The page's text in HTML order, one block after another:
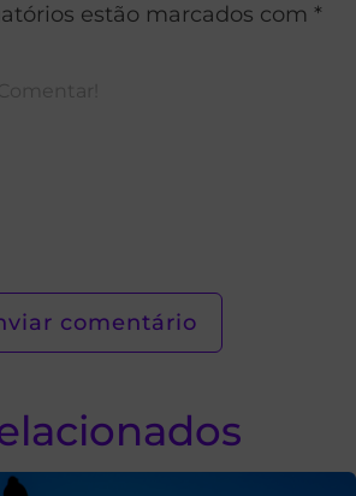
estão marcados com *